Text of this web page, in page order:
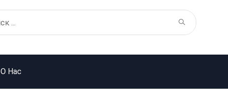
О Нас